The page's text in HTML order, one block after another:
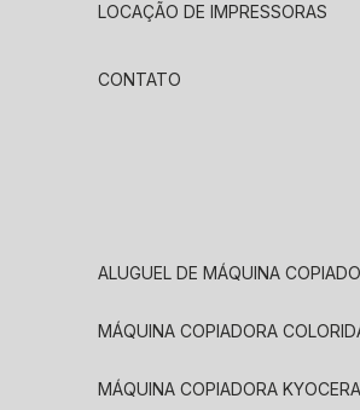
LOCAÇÃO DE IMPRESSORAS
CONTATO
ALUGUEL DE MÁQUINA
MÁQUINA COPIADORA
MÁQUINA COPIADORA